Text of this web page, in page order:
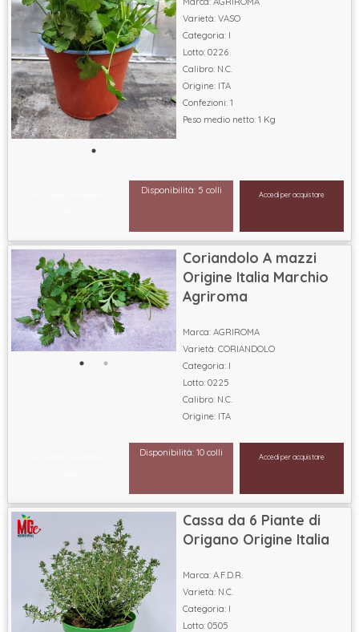
Varietà: VASO
Categoria: I
Lotto: 0226
Calibro: N.C.
Origine: ITA
Confezioni: 1
Peso medio netto: 1 Kg
Disponibilità: 5 colli Accedi per acquistare
Coriandolo A mazzi
Origine Italia Marchio
Agriroma
Marca: AGRIROMA
Varietà: CORIANDOLO
Categoria: I
Lotto: 0225
Calibro: N.C.
Origine: ITA
Disponibilità: 10 colli Accedi per acquistare
Cassa da 6 Piante di
Origano Origine Italia
Marca: A.F.D.R.
Varietà: N.C.
Categoria: I
Lotto: 0505